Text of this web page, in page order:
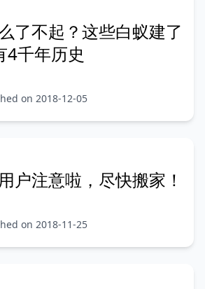
了不起？这些白蚁建了
4千年历史
on 2018-12-05
户注意啦，尽快搬家！
on 2018-11-25